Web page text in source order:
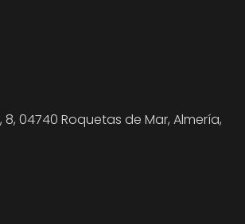
04740 Roquetas de Mar, Almería,